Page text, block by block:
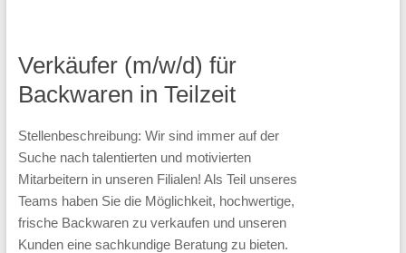
Verkäufer (m/w/d) für
Backwaren in Teilzeit
Stellenbeschreibung: Wir sind immer auf der
Suche nach talentierten und motivierten
Mitarbeitern in unseren Filialen! Als Teil unseres
Teams haben Sie die Möglichkeit, hochwertige,
frische Backwaren zu verkaufen und unseren
Kunden eine sachkundige Beratung zu bieten.